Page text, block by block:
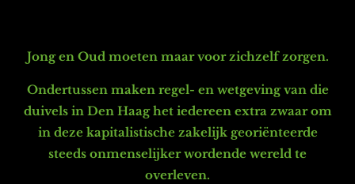
Jong en Oud moeten maar voor zichzelf zorgen.
Ondertussen maken regel- en wetgeving van die
duivels in Den Haag het iedereen extra zwaar om
in deze kapitalistische zakelijk georiënteerde
steeds onmenselijker wordende wereld te
overleven.